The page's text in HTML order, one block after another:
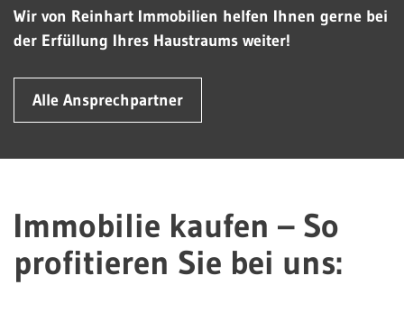
Wir von Reinhart Immobilien helfen Ihnen gerne bei
der Erfüllung Ihres Haustraums weiter!
Alle Ansprechpartner
Immobilie kaufen – So
profitieren Sie bei uns: